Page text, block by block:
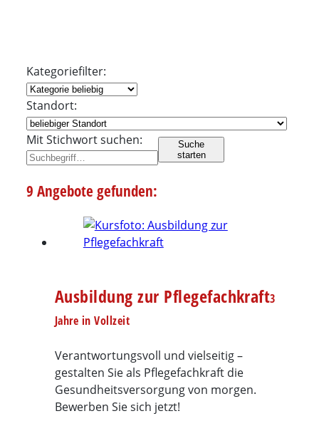
Kategoriefilter:
Standort:
Mit Stichwort suchen:
Suche
starten
9 Angebote gefunden:
Ausbildung zur Pflegefachkraft3
Jahre in Vollzeit
Verantwortungsvoll und vielseitig –
gestalten Sie als Pflegefachkraft die
Gesundheitsversorgung von morgen.
Bewerben Sie sich jetzt!